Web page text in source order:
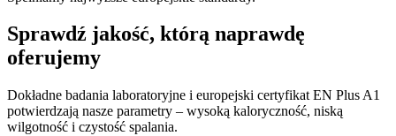
Sprawdź jakość, którą naprawdę
oferujemy
Dokładne badania laboratoryjne i europejski certyfikat EN Plus A1
potwierdzają nasze parametry – wysoką kaloryczność, niską
wilgotność i czystość spalania.